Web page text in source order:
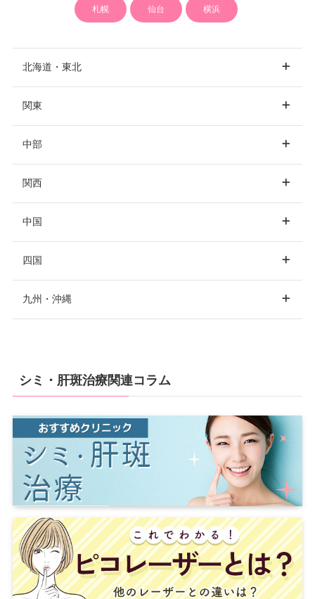
札幌 仙台 横浜
北海道・東北
北海道 札幌
青森 青森市
秋田 秋田市
岩手
福島 郡山
関東
東京 銀座 新宿
渋谷 池袋 品川
表参道 上野 六本木
赤坂 恵比寿 目黒
高田馬場 秋葉原 中野
自由が丘 赤羽 蒲田
葛西 北千住
錦糸町 立川
町田 八王子
神奈川 横浜 川崎
中部
愛知 名古屋
静岡 静岡市 浜松
新潟 新潟市
石川 金沢
富山 富山市
関西
大阪 大阪市 梅田
心斎橋 阿倍野 難波
京橋 堺 吹田
京都
兵庫 神戸 西宮
姫路 芦屋 尼崎
中国
岡山 岡山市 倉敷
山口
島根
鳥取 米子
四国
香川 高松
愛媛 松山
徳島市
高知
九州・沖縄
天神 北九州 久留米
長崎
佐賀 佐賀市
シミ・肝斑治療関連コラム